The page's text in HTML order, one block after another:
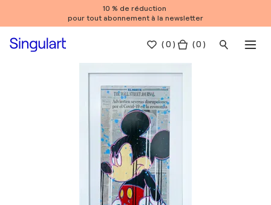
10 % de réduction
pour tout abonnement à la newsletter
(0 ) ( 0 )